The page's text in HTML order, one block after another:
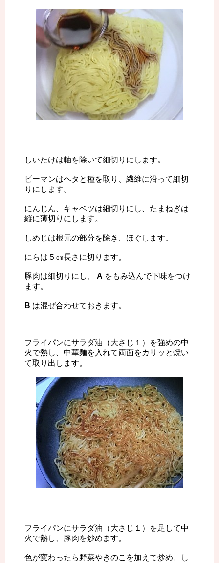
しいたけは軸を除いて細切りにします。
ピーマンはヘタと種を取り、繊維に沿って細切
りにします。
にんじん、キャベツは細切りにし、たまねぎは
縦に薄切りにします。
しめじは根元の部分を除き、ほぐします。
にらは５㎝長さに切ります。
豚肉は細切りにし、 A をもみ込んで下味をつけ
ます。
B は混ぜ合わせておきます。
フライパンにサラダ油（大さじ１）を強めの中
火で熱し、中華麺を入れて両面をカリッと焼い
て取り出します。
フライパンにサラダ油（大さじ１）を足して中
火で熱し、豚肉を炒めます。
色が変わったら野菜やきのこを加えて炒め、し